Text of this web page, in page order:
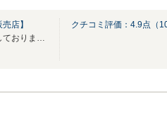
店】
クチコミ評価： 4.9 点（